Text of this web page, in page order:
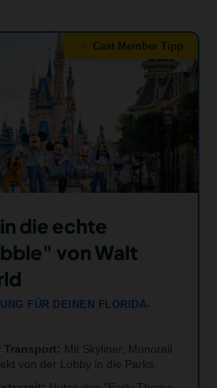
Cast Member Tipp
die echte
von Walt
FÜR DEINEN FLORIDA-
Transport: Mit Skyliner, Monorail
von der Lobby in die Parks.